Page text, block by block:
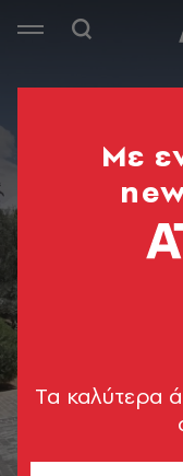
Mε
Tα καλύτερα